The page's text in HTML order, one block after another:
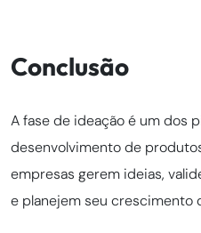
Conclusão
A fase de ideação é um dos
desenvolvimento de
empresas gerem ideias,
e planejem seu crescimento